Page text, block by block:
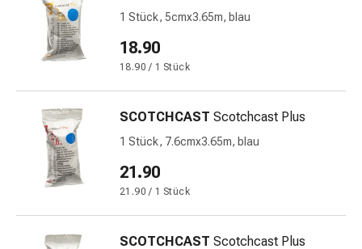
kleber
Ziehsalbe
Tupfer
und
Augen
Ohrenbeschwerden
Augentropfen
Augenentzündungen
Augenverbände
Augenhygiene
1 Stück, 5cmx3.65m, blau
18.90
18.90 / 1 Stück
SCOTCHCAST Scotchcast Plus
1 Stück, 7.6cmx3.65m, blau
21.90
21.90 / 1 Stück
SCOTCHCAST Scotchcast Plus